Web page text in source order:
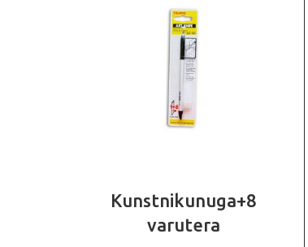
Kunstnikunuga+8
varutera